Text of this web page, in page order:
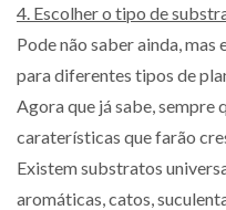
4. Escolher o tipo de
Pode não saber ainda,
para diferentes tipos de
Agora que já sabe, sempre
caraterísticas que farão
Existem substratos
aromáticas, catos,